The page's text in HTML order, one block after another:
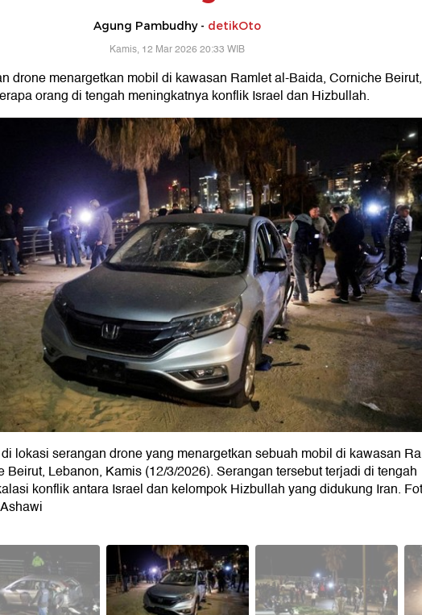
Agung Pambudhy - detikOto
Kamis, 12 Mar 2026 20:33 WIB
drone menargetkan mobil di kawasan Ramlet al-Baida, Corniche Beirut,
orang di tengah meningkatnya konflik Israel dan Hizbullah.
lokasi serangan drone yang menargetkan sebuah mobil di kawasan
Beirut, Lebanon, Kamis (12/3/2026). Serangan tersebut terjadi di tengah
konflik antara Israel dan kelompok Hizbullah yang didukung Iran.